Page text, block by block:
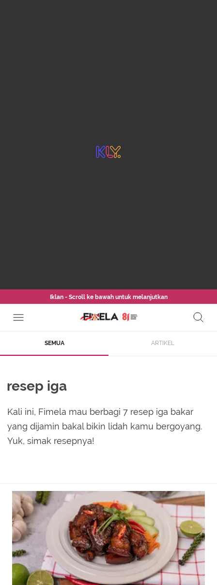
Iklan - Scroll ke bawah untuk melanjutkan
SEMUA ARTIKEL
resep iga
Kali ini, Fimela mau berbagi 7 resep iga bakar
yang dijamin bakal bikin lidah kamu bergoyang.
Yuk, simak resepnya!